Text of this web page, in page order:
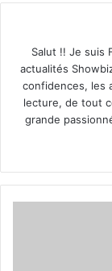
Salut !! Je suis
actualités
confidences, les
lecture, de tout
grande